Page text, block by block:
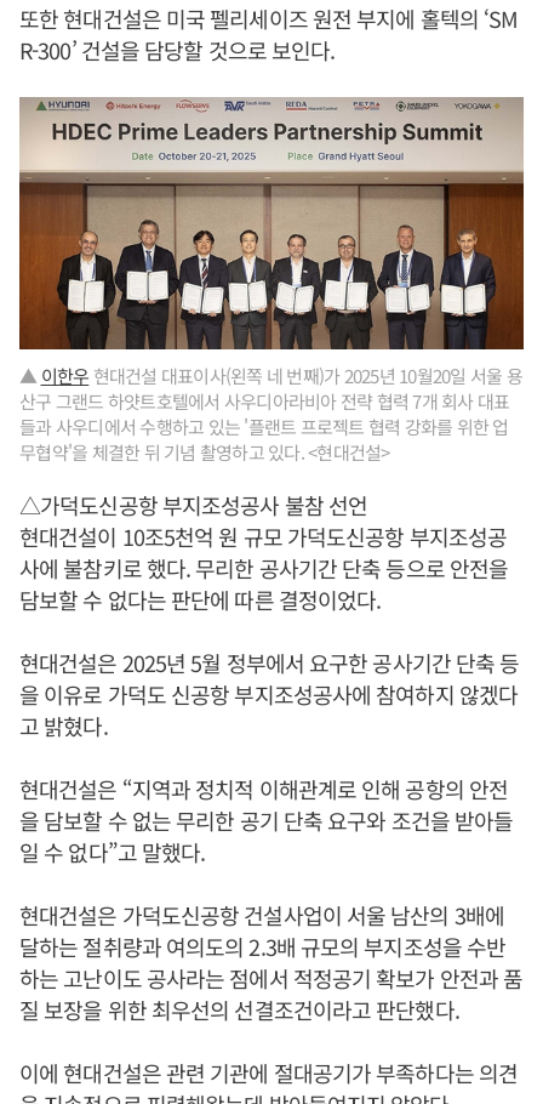
또한 현대건설은 미국 펠리세이즈 원전 부지에 홀텍의 ‘SM
R-300’ 건설을 담당할 것으로 보인다.
▲ 이한우 현대건설 대표이사(왼쪽 네 번째)가 2025년 10월20일 서울 용
산구 그랜드 하얏트호텔에서 사우디아라비아 전략 협력 7개 회사 대표
들과 사우디에서 수행하고 있는 '플랜트 프로젝트 협력 강화를 위한 업
무협약'을 체결한 뒤 기념 촬영하고 있다. <현대건설>
△가덕도신공항 부지조성공사 불참 선언
현대건설이 10조5천억 원 규모 가덕도신공항 부지조성공
사에 불참키로 했다. 무리한 공사기간 단축 등으로 안전을
담보할 수 없다는 판단에 따른 결정이었다.
현대건설은 2025년 5월 정부에서 요구한 공사기간 단축 등
을 이유로 가덕도 신공항 부지조성공사에 참여하지 않겠다
고 밝혔다.
현대건설은 “지역과 정치적 이해관계로 인해 공항의 안전
을 담보할 수 없는 무리한 공기 단축 요구와 조건을 받아들
일 수 없다”고 말했다.
현대건설은 가덕도신공항 건설사업이 서울 남산의 3배에
달하는 절취량과 여의도의 2.3배 규모의 부지조성을 수반
하는 고난이도 공사라는 점에서 적정공기 확보가 안전과 품
질 보장을 위한 최우선의 선결조건이라고 판단했다.
이에 현대건설은 관련 기관에 절대공기가 부족하다는 의견